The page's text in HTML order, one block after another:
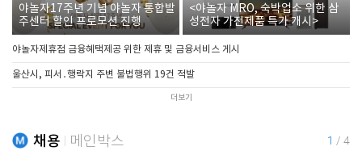
야놀자17주년 기념 야놀자 통합발
주센터 할인 프로모션 진행
<야놀자 MRO, 숙박업소 위한 삼
성전자 가전제품 특가 개시>
야놀자제휴점 금융혜택제공 위한 제휴 및 금융서비스 게시
울산시, 피서․행락지 주변 불법행위 19건 적발
더보기
채용 메인박스 1 / 4